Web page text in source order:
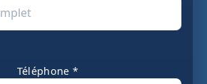
Téléphone *